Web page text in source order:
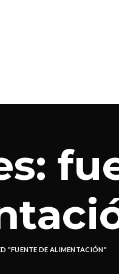
"FUENTE DE ALIMENTACIÓN"